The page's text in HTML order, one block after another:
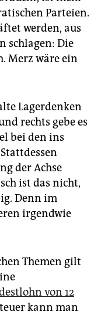
Parteien.
werden, aus
schlagen: Die
Merz wäre ein
Lagerdenken
rechts gebe es
bei den ins
der Achse
ist das nicht,
Denn im
irgendwie
Themen gilt
von 12
kann man